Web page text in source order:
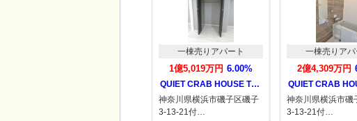
QUIET CRAB HOUSE TOG…
一棟売りアパート
6.00%
神奈川県横浜市磯子区磯子
QUIET CRAB HOUSE mix…
一棟売りアパート
2億4,309万円 6.00%
神奈川県横浜市磯子区磯子